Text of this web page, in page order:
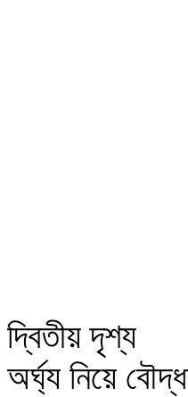
দ্বিতীয় দৃশ্য
অর্ঘ্য নিয়ে